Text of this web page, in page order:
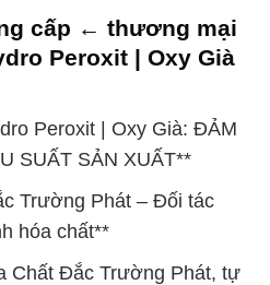
cấp ← thương mại
Peroxit | Oxy Già
Peroxit | Oxy Già: ĐẢM
SUẤT SẢN XUẤT**
Trường Phát – Đối tác
hóa chất**
Chất Đắc Trường Phát, tự